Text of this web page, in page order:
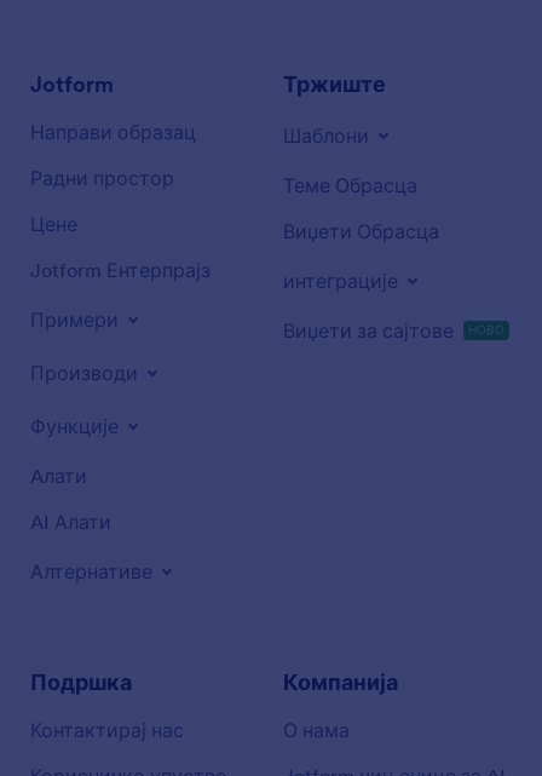
Jotform
Направи образац
Радни простор
Цене
Jotform Ентерпрајз
Примери
Производи
Функције
Aлати
AI Алати
Алтернативе
Тржиште
Шаблони
Теме Обрасца
Виџети Обрасца
интеграције
Виџети за сајтове НОВО
Подршка
Контактирај нас
Компанија
О нама